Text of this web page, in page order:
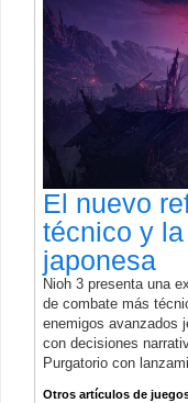
El nuevo
técnico y
japonesa
Nioh 3 presenta una
de combate más
enemigos avanzados
con decisiones
Purgatorio con
Otros artículos de